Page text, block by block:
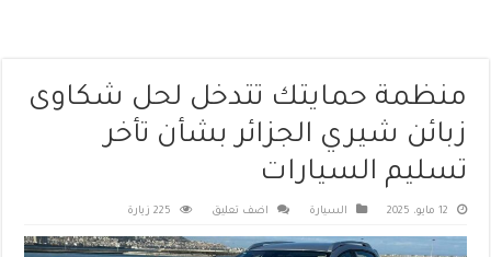
منظمة حمايتك تتدخل لحل شكاوى
زبائن شيري الجزائر بشأن تأخر
تسليم السيارات
12 مايو، 2025 السيارة اضف تعليق 225 زيارة